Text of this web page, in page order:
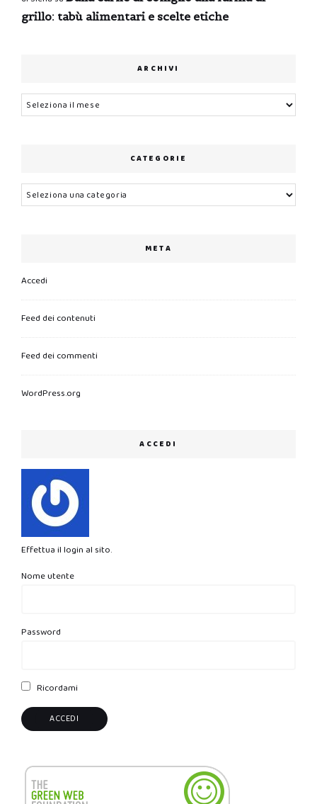
grillo: tabù alimentari e scelte etiche
ARCHIVI
Archivi
CATEGORIE
Categorie
META
Accedi
Feed dei contenuti
Feed dei commenti
WordPress.org
ACCEDI
Effettua il login al sito.
Nome utente
Password
Ricordami